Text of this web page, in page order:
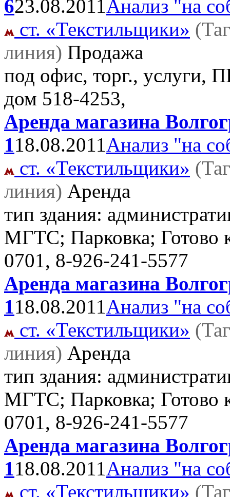
623.08.2011Анализ "на
ст. «Текстильщики»
линия) Продажа
под офис, торг., услуги,
дом 518-4253,
Аренда магазина
118.08.2011Анализ "на
ст. «Текстильщики»
линия) Аренда
тип здания:
МГТС; Парковка; Готово
0701, 8-926-241-5577
Аренда магазина
118.08.2011Анализ "на
ст. «Текстильщики»
линия) Аренда
тип здания:
МГТС; Парковка; Готово
0701, 8-926-241-5577
Аренда магазина
118.08.2011Анализ "на
ст. «Текстильщики»